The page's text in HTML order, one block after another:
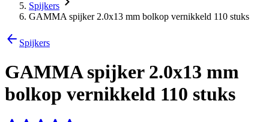
Spijkers
GAMMA spijker 2.0x13 mm bolkop vernikkeld 110 stuks
Spijkers
GAMMA spijker 2.0x13 mm
bolkop vernikkeld 110 stuks